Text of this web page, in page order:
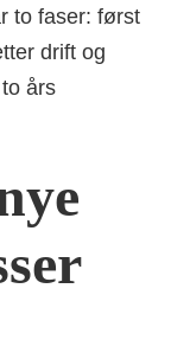
to faser: først
drift og
års